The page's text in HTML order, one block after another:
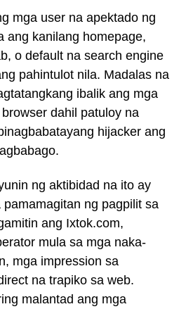
mga user na apektado ng
ang kanilang homepage,
o default na search engine
pahintulot nila. Madalas na
ibalik ang mga
dahil patuloy na
hijacker ang
ng aktibidad na ito ay
ng pagpilit sa
ang Ixtok.com,
mula sa mga naka-
mga impression sa
na trapiko sa web.
malantad ang mga